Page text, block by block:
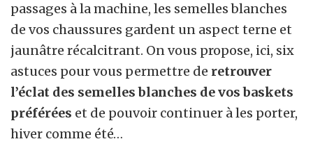
passages à la machine, les semelles blanches
de vos chaussures gardent un aspect terne et
jaunâtre récalcitrant. On vous propose, ici, six
astuces pour vous permettre de retrouver
l’éclat des semelles blanches de vos baskets
préférées et de pouvoir continuer à les porter,
hiver comme été…